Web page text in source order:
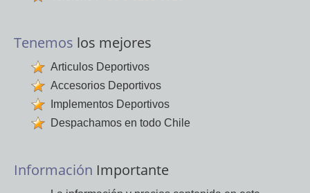
Tenemos los mejores
Articulos Deportivos
Accesorios Deportivos
Implementos Deportivos
Despachamos en todo Chile
Información Importante